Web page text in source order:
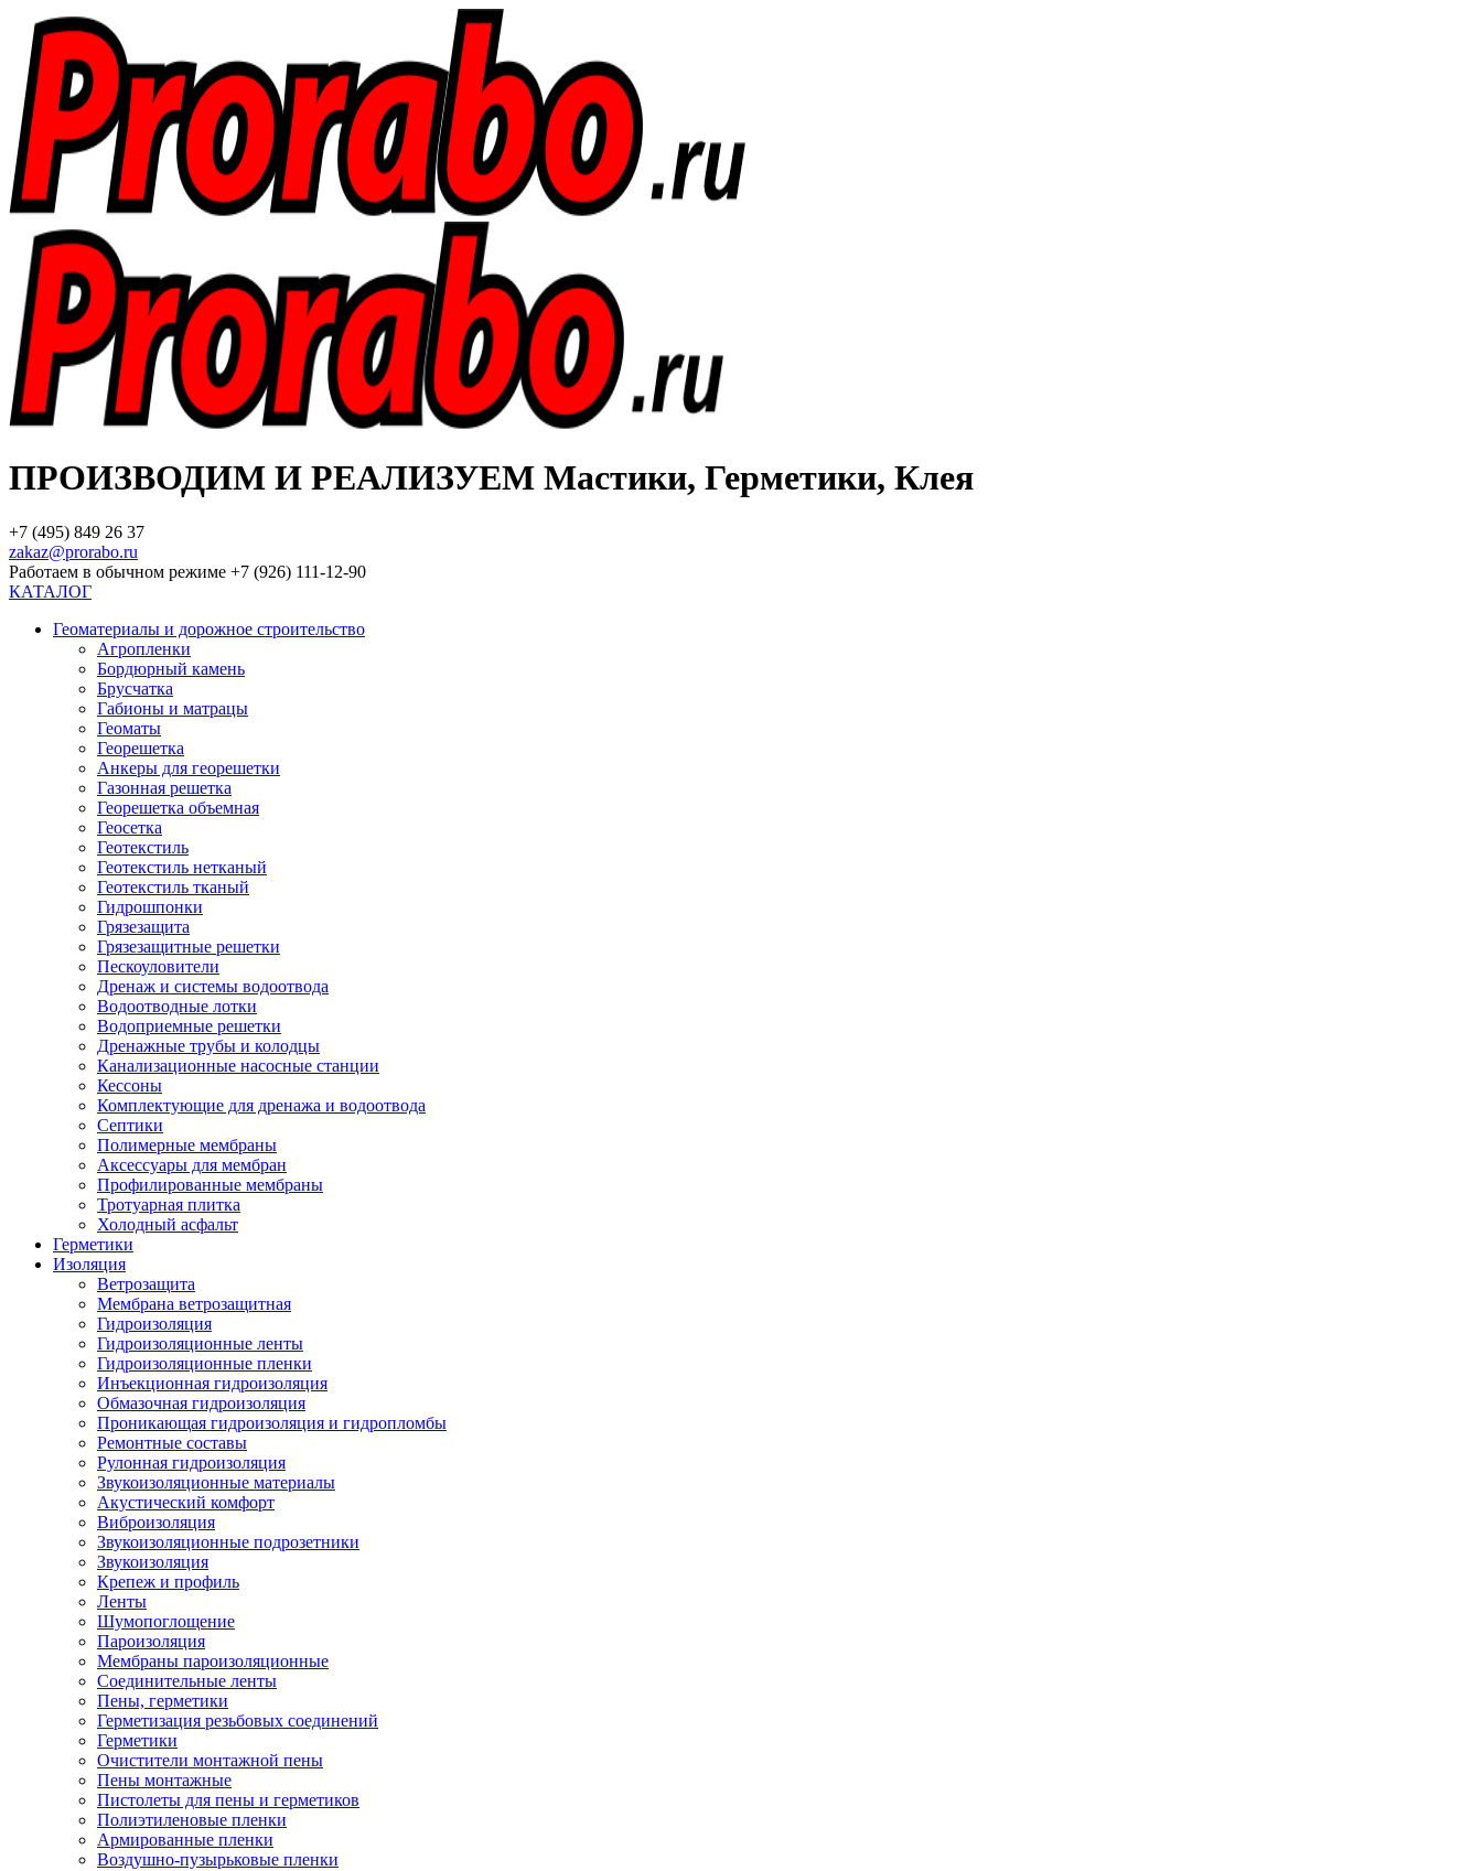
ПРОИЗВОДИМ И РЕАЛИЗУЕМ Мастики, Герметики, Клея
+7 (495) 849 26 37
zakaz@prorabo.ru
Работаем в обычном режиме +7 (926) 111-12-90
КАТАЛОГ
Геоматериалы и дорожное строительство
Агропленки
Бордюрный камень
Брусчатка
Габионы и матрацы
Геоматы
Георешетка
Анкеры для георешетки
Газонная решетка
Георешетка объемная
Геосетка
Геотекстиль
Геотекстиль нетканый
Геотекстиль тканый
Гидрошпонки
Грязезащита
Грязезащитные решетки
Пескоуловители
Дренаж и системы водоотвода
Водоотводные лотки
Водоприемные решетки
Дренажные трубы и колодцы
Канализационные насосные станции
Кессоны
Комплектующие для дренажа и водоотвода
Септики
Полимерные мембраны
Аксессуары для мембран
Профилированные мембраны
Тротуарная плитка
Холодный асфальт
Герметики
Изоляция
Ветрозащита
Мембрана ветрозащитная
Гидроизоляция
Гидроизоляционные ленты
Гидроизоляционные пленки
Инъекционная гидроизоляция
Обмазочная гидроизоляция
Проникающая гидроизоляция и гидропломбы
Ремонтные составы
Рулонная гидроизоляция
Звукоизоляционные материалы
Акустический комфорт
Виброизоляция
Звукоизоляционные подрозетники
Звукоизоляция
Крепеж и профиль
Ленты
Шумопоглощение
Пароизоляция
Мембраны пароизоляционные
Соединительные ленты
Пены, герметики
Герметизация резьбовых соединений
Герметики
Очистители монтажной пены
Пены монтажные
Пистолеты для пены и герметиков
Полиэтиленовые пленки
Армированные пленки
Воздушно-пузырьковые пленки